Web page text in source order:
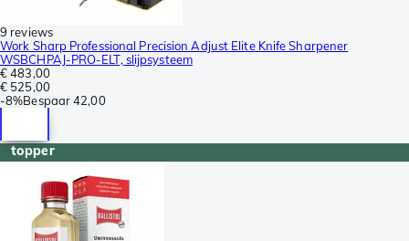
9 reviews
Work Sharp Professional Precision Adjust Elite Knife Sharpener
WSBCHPAJ-PRO-ELT, slijpsysteem
€ 483,00
€ 525,00
-8%Bespaar42,00
topper